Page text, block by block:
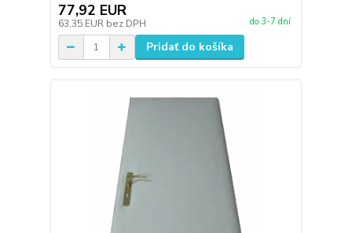
77,92 EUR
63,35 EUR bez DPH do 3-7 dní
Pridať do košíka